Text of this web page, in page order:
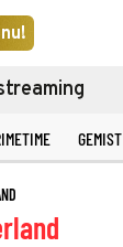
GEMIST